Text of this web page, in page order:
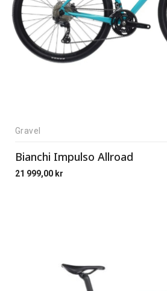
Gravel
Bianchi Impulso Allroad
21 999,00 kr